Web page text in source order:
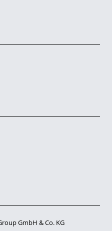
GmbH & Co. KG